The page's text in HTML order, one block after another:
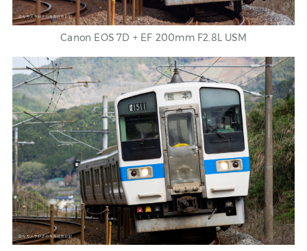
Canon EOS 7D + EF 200mm F2.8L USM